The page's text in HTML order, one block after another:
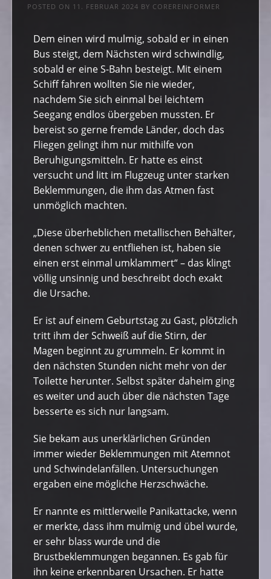
POSTED ON 11. FEBRUAR 2024 BY COREREINFORMER
Dem einen wird mulmig, sobald er in einen
Bus steigt, dem Nächsten wird schwindlig,
sobald er eine S-Bahn besteigt. Mit einem
Schiff fahren wollten Sie nie wieder,
nachdem Sie sich einmal bei leichtem
Seegang endlos übergeben mussten. Er
bereist so gerne fremde Länder, doch das
Fliegen gelingt ihm nur mithilfe von
Beruhigungsmitteln. Er hatte es einst
versucht und litt im Flugzeug unter starken
Beklemmungen, die ihm das Atmen fast
unmöglich machten.
„Diese überheblichen metallischen Behälter,
denen schwer zu entfliehen ist, haben sie
einen erst einmal umklammert“ – das klingt
völlig unsinnig und beschreibt doch exakt
die Ursache.
Er ist auf einem Geburtstag zu Gast, plötzlich
tritt ihm der Schweiß auf die Stirn, der
Magen beginnt zu grummeln. Er kommt in
den nächsten Stunden nicht mehr von der
Toilette herunter. Selbst später daheim ging
es weiter und auch über die nächsten Tage
besserte es sich nur langsam.
Sie bekam aus unerklärlichen Gründen
immer wieder Beklemmungen mit Atemnot
und Schwindelanfällen. Untersuchungen
ergaben eine mögliche Herzschwäche.
Er nannte es mittlerweile Panikattacke, wenn
er merkte, dass ihm mulmig und übel wurde,
er sehr blass wurde und die
Brustbeklemmungen begannen. Es gab für
ihn keine erkennbaren Ursachen. Er hatte